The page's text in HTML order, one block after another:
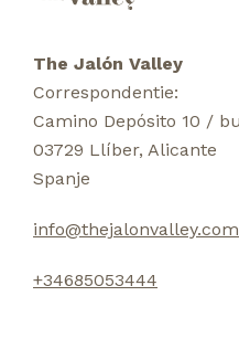
The Jalón Valley
Correspondentie:
Camino Depósito 10 /
03729 Llíber, Alicante
Spanje
info@thejalonvalley.com
+34685053444